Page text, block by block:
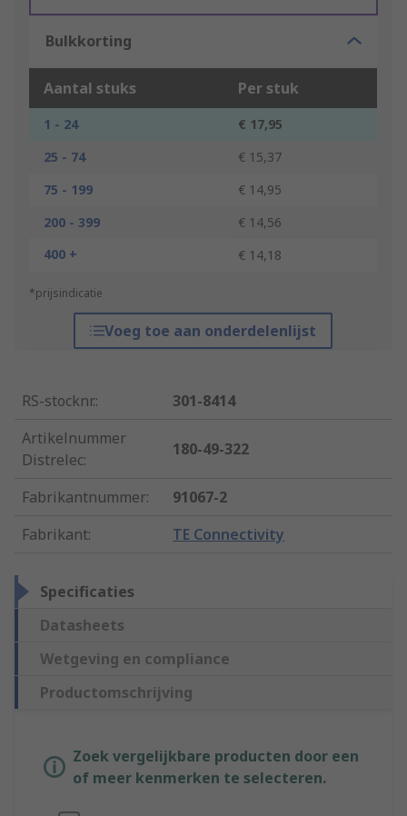
Bulkkorting
Aantal stuks Per stuk
1 - 24
€ 17,95
25 - 74
€ 15,37
75 - 199
€ 14,95
200 - 399
€ 14,56
400 +
€ 14,18
*prijsindicatie
Voeg toe aan onderdelenlijst
RS-stocknr.:
301-8414
Artikelnummer
Distrelec:
180-49-322
Fabrikantnummer:
91067-2
Fabrikant: TE Connectivity
Specificaties
Datasheets
Wetgeving en compliance
Productomschrijving
Zoek vergelijkbare producten door een
of meer kenmerken te selecteren.